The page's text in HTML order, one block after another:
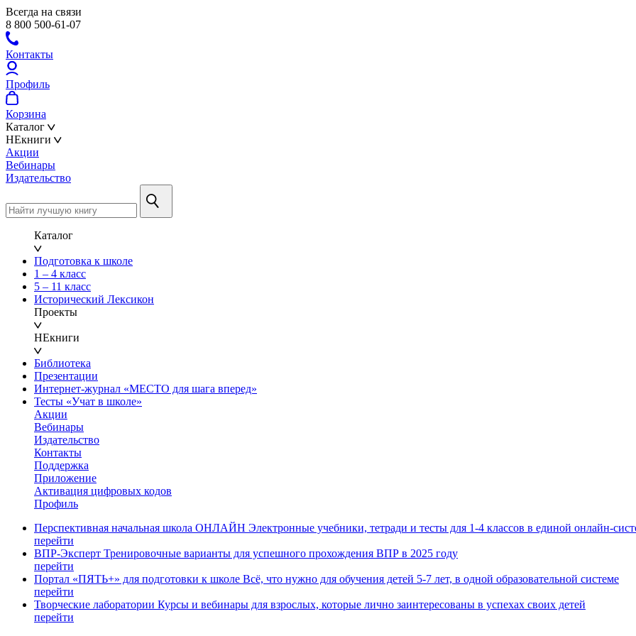
Всегда на связи
8 800 500-61-07
Контакты
Профиль
Корзина
Каталог
НЕкниги
Акции
Вебинары
Издательство
Каталог
Подготовка к школе
1 – 4 класс
5 – 11 класс
Исторический Лексикон
Проекты
НЕкниги
Библиотека
Презентации
Интернет-журнал «МЕСТО для шага вперед»
Тесты «Учат в школе»
Акции
Вебинары
Издательство
Контакты
Поддержка
Приложение
Активация цифровых кодов
Профиль
Перспективная начальная школа ОНЛАЙН Электронные учебники, тетради и тесты для 1-4 классов в единой онлайн-
перейти
ВПР-Эксперт Тренировочные варианты для успешного прохождения ВПР в 2025 году
перейти
Портал «ПЯТЬ+» для подготовки к школе Всё, что нужно для обучения детей 5-7 лет, в одной образовательной системе
перейти
Творческие лаборатории Курсы и вебинары для взрослых, которые лично заинтересованы в успехах своих детей
перейти